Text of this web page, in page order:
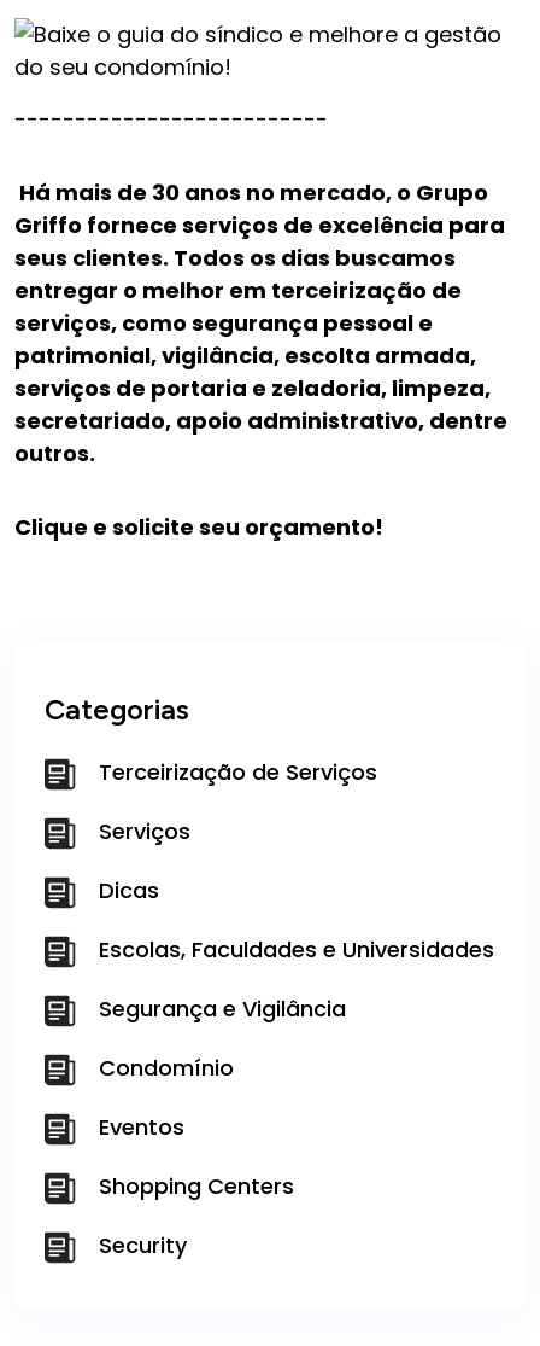
--------------------------
Há mais de 30 anos no mercado, o Grupo
Griffo fornece serviços de excelência para
seus clientes. Todos os dias buscamos
entregar o melhor em terceirização de
serviços, como segurança pessoal e
patrimonial, vigilância, escolta armada,
serviços de portaria e zeladoria, limpeza,
secretariado, apoio administrativo, dentre
outros.
Clique e solicite seu orçamento!
Categorias
Terceirização de Serviços
Serviços
Dicas
Escolas, Faculdades e Universidades
Segurança e Vigilância
Condomínio
Eventos
Shopping Centers
Security